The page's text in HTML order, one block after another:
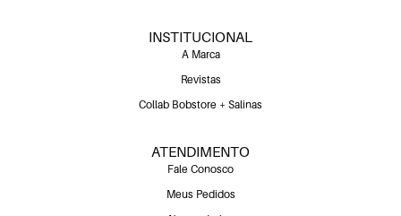
INSTITUCIONAL
A Marca
Revistas
Collab Bobstore + Salinas
ATENDIMENTO
Fale Conosco
Meus Pedidos